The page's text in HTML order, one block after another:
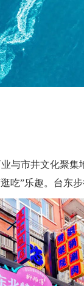
与市井文化聚
吃”乐趣。台东